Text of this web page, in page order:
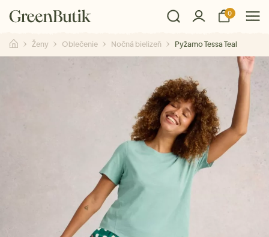
0
Ženy Oblečenie Nočná bielizeň Pyžamo Tessa Teal